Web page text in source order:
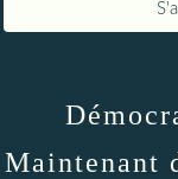
Maintenant